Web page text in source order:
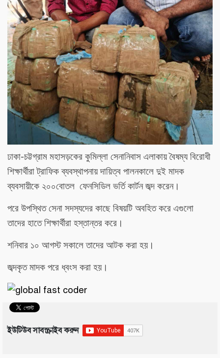
ঢাকা-চট্টগ্রাম মহাসড়কের কুমিল্লা সেনানিবাস এলাকায় বৈষম্য বিরোধী
শিক্ষার্থীরা ট্রাফিক ব্যবস্থাপনায় দায়িত্ব পালনকালে দুই মাদক
ব্যবসায়ীকে ২০০বোতল ফেনসিডিল ভর্তি কার্টন জব্দ করেন।
পরে উপস্থিত সেনা সদস্যদের কাছে বিষয়টি অবহিত করে এগুলো
তাদের হাতে শিক্ষার্থীরা হস্তান্তর করে।
শনিবার ১০ আগস্ট সকালে তাদের আটক করা হয়।
জব্দকৃত মাদক পরে ধ্বংস করা হয়।
ইউটিউব সাবস্ক্রাইব করুন